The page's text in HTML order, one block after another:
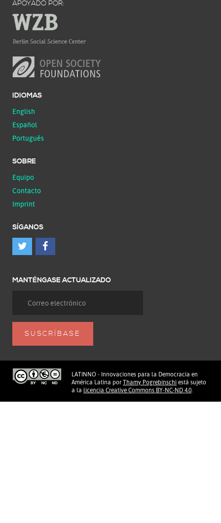
APOYADO POR:
IDIOMAS
English
Español
Português
SOBRE
Equipo
Contacto
Imprint
SÍGANOS
MANTÉNGASE ACTUALIZADO
LATINNO - Innovaciones para la Democracia en
América Latina por Thamy Pogrebinschi está sujeto
a la licencia Creative Commons BY-NC-ND 4.0.